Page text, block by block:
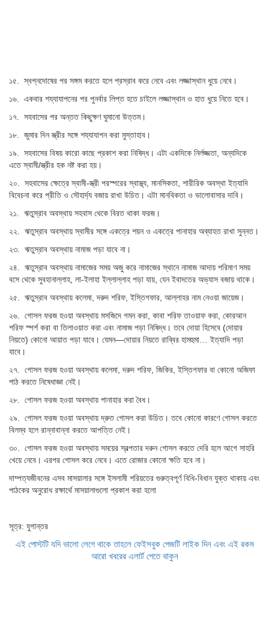
১৫. স্বপ্নদোষের পর সঙ্গম করতে হলে প্রস্রাব করে নেবে এবং লজ্জাস্থান ধুয়ে নেবে।
১৬. একবার শয্যাযাপনের পর পুনর্বার লিপ্ত হতে চাইলে লজ্জাস্থান ও হাত ধুয়ে নিতে হবে।
১৭. সহবাসের পর অন্তত কিছুক্ষণ ঘুমানো উত্তম।
১৮. জুমার দিন স্ত্রীর সঙ্গে শয্যাযাপন করা মুস্তাহাব।
১৯. সহবাসের বিষয় কারো কাছে প্রকাশ করা নিষিদ্ধ। এটা একদিকে নির্লজ্জতা, অন্যদিকে
এতে স্বামী/স্ত্রীর হক নষ্ট করা হয়।
২০. সহবাসের ক্ষেত্রে স্বামী-স্ত্রী পরস্পরের স্বাস্থ্য, মানসিকতা, শারীরিক অবস্থা ইত্যাদি
বিবেচনা করে প্রীতি ও সৌহার্দ্য বজায় রাখা উচিত। এটা মানবিকতা ও ভালোবাসার দাবি।
২১. ঋতুস্রাব অবস্থায় সহবাস থেকে বিরত থাকা ফরজ।
২২. ঋতুস্রাব অবস্থায় স্বামীর সঙ্গে একত্রে শয়ন ও একত্রে পানাহার অব্যাহত রাখা সুন্নত।
২৩. ঋতুস্রাব অবস্থায় নামাজ পড়া যাবে না।
২৪. ঋতুস্রাব অবস্থায় নামাজের সময় অজু করে নামাজের স্থানে নামাজ আদায় পরিমাণ সময়
বসে থেকে সুবহানাল্লাহ, লা-ইলাহা ইল্লাল্লাহ পড়া যায়, যেন ইবাদতের অভ্যাস বজায় থাকে।
২৫. ঋতুস্রাব অবস্থায় কলেমা, দরুদ শরিফ, ইস্তিগফার, আল্লাহর নাম নেওয়া জায়েজ।
২৬. গোসল ফরজ হওয়া অবস্থায় মসজিদে গমন করা, কাবা শরিফ তাওয়াফ করা, কোরআন
শরিফ স্পর্শ করা বা তিলাওয়াত করা এবং নামাজ পড়া নিষিদ্ধ। তবে দোয়া হিসেবে (দোয়ার
নিয়তে) কোনো আয়াত পড়া যাবে। যেমন—দোয়ার নিয়তে রাব্বির হামহুমা… ইত্যাদি পড়া
যাবে।
২৭. গোসল ফরজ হওয়া অবস্থায় কলেমা, দরুদ শরিফ, জিকির, ইস্তিগফার বা কোনো অজিফা
পাঠ করতে নিষেধাজ্ঞা নেই।
২৮. গোসল ফরজ হওয়া অবস্থায় পানাহার করা বৈধ।
২৯. গোসল ফরজ হওয়া অবস্থায় দ্রুত গোসল করা উচিত। তবে কোনো কারণে গোসল করতে
বিলম্ব হলে রান্নাবান্না করতে আপত্তি নেই।
৩০. গোসল ফরজ হওয়া অবস্থায় সময়ের স্বল্পতার দরুন গোসল করতে দেরি হলে আগে সাহরি
খেয়ে নেবে। এরপর গোসল করে নেবে। এতে রোজার কোনো ক্ষতি হবে না।
দাম্পত্যজীবনের এসব মাসয়ালার সঙ্গে ইসলামী শরিয়তের গুরুত্বপূর্ণ বিধি-বিধান যুক্ত থাকায় এবং
পাঠকের অনুরোধ রক্ষার্থে মাসয়ালাগুলো প্রকাশ করা হলো
সূত্র: যুগান্তর
এই পোস্টটি যদি ভালো লেগে থাকে তাহলে ফেইসবুক পেজটি লাইক দিন এবং এই রকম
আরো খবরের এলার্ট পেতে থাকুন